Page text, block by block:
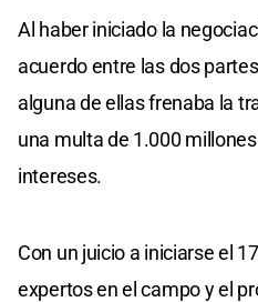
Al haber iniciado la
acuerdo entre las dos
alguna de ellas frenaba la
una multa de 1.000
intereses.
Con un juicio a iniciarse el
expertos en el campo y el